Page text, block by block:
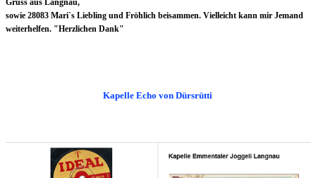
sowie 28083 Mari`s Liebling und Fröhlich beisammen. Vielleicht kann mir Jemand
weiterhelfen. "Herzlichen Dank"
Kapelle Echo von Dürsrütti